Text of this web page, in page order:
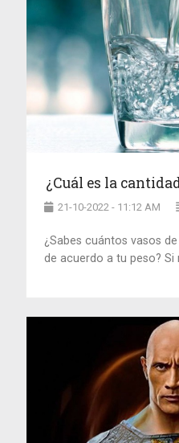
¿Cuál es la
21-10-2022 - 11:12 AM
¿Sabes cuántos vasos
de acuerdo a tu peso? Si